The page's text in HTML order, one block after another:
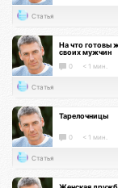
Статья
На что готовы
своих мужчин
0 < 1 мин.
Статья
Тарелочницы
0 < 1 мин.
Статья